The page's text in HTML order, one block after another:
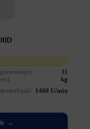
11
kg
1400 U/min
→